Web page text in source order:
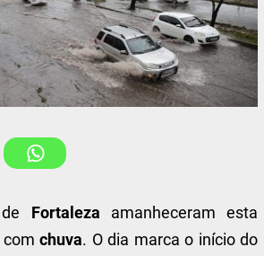
Fortaleza amanheceram esta
comchuva. O dia marca o início do